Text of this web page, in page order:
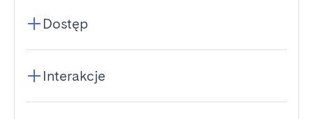
Dostęp
Interakcje